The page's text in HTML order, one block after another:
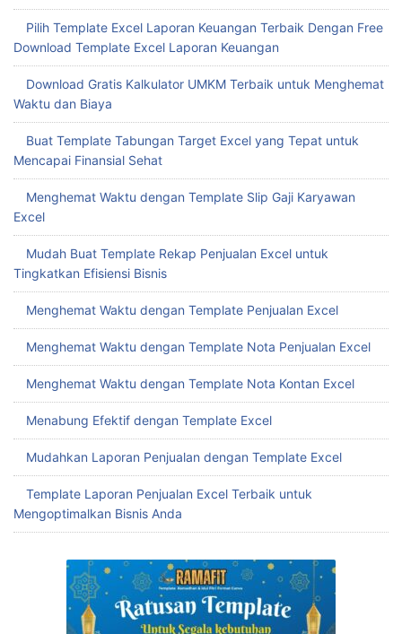
Pilih Template Excel Laporan Keuangan Terbaik Dengan Free
Download Template Excel Laporan Keuangan
Download Gratis Kalkulator UMKM Terbaik untuk Menghemat
Waktu dan Biaya
Buat Template Tabungan Target Excel yang Tepat untuk
Mencapai Finansial Sehat
Menghemat Waktu dengan Template Slip Gaji Karyawan
Excel
Mudah Buat Template Rekap Penjualan Excel untuk
Tingkatkan Efisiensi Bisnis
Menghemat Waktu dengan Template Penjualan Excel
Menghemat Waktu dengan Template Nota Penjualan Excel
Menghemat Waktu dengan Template Nota Kontan Excel
Menabung Efektif dengan Template Excel
Mudahkan Laporan Penjualan dengan Template Excel
Template Laporan Penjualan Excel Terbaik untuk
Mengoptimalkan Bisnis Anda